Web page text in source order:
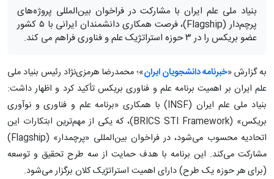
بنیاد ملی علم ایران با مشارکت در فراخوان بین‌المللی پروژه‌های
پرچم‌دار (Flagship)، فرصت همکاری دانشمندان ایرانی با ۵ کشور
عضو بریکس را در ۳ حوزه استراتژیک علم و فناوری فراهم می کند.
به گزارش «خبرنامه دانشجویان ایران»؛ محمدرضا هرمزی‌نژاد رئیس بنیاد ملی
علم ایران بر اهمیت برنامه علم و فناوری بریکس تأکید کرد و اظهار داشت:
بنیاد ملی علم ایران (INSF) با همکاری «برنامه علم و فناوری و نوآوری
بریکس» (BRICS STI Framework)، که یکی از مهم‌ترین ابتکارات این
اتحادیه محسوب می‌شود، در فراخوان بین‌المللی «پرچمدار» (Flagship)
مشارکت می‌کند. این برنامه با هدف حمایت از سه طرح تحقیق و توسعه
(برای هر حوزه یک طرح) دارای اهمیت استراتژیک کلان برگزار می‌شود.